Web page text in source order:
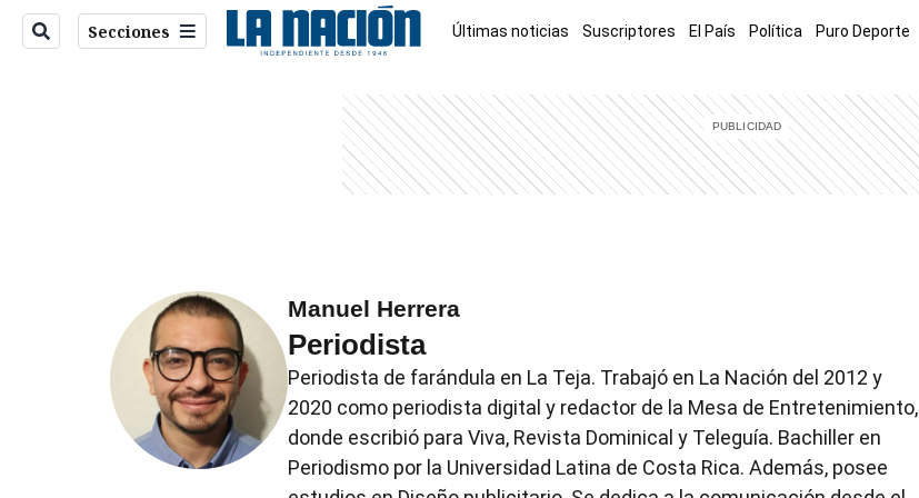
Secciones Últimas noticias Suscriptores El País Política Puro Deporte
Manuel Herrera
Periodista
Periodista de farándula en La Teja. Trabajó en La Nación del 2012 y
2020 como periodista digital y redactor de la Mesa de Entretenimiento,
donde escribió para Viva, Revista Dominical y Teleguía. Bachiller en
Periodismo por la Universidad Latina de Costa Rica. Además, posee